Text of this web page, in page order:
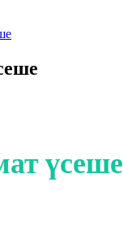
үсеше